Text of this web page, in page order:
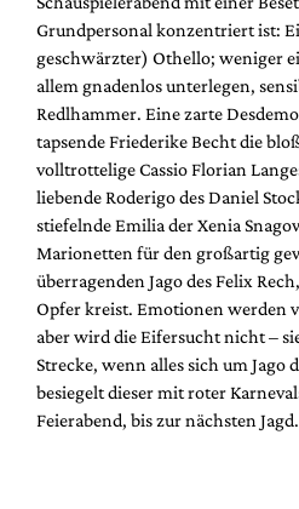
Grundpersonal konzentriert ist:
geschwärzter) Othello; weniger
allem gnadenlos unterlegen,
Redlhammer. Eine zarte
tapsende Friederike Becht die
volltrottelige Cassio Florian
liebende Roderigo des Daniel
stiefelnde Emilia der Xenia
Marionetten für den großartig
überragenden Jago des Felix
Opfer kreist. Emotionen werden
aber wird die Eifersucht nicht –
Strecke, wenn alles sich um Jago
besiegelt dieser mit roter
Feierabend, bis zur nächsten Jagd.